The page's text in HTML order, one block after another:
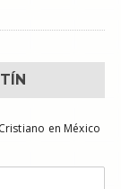
en México